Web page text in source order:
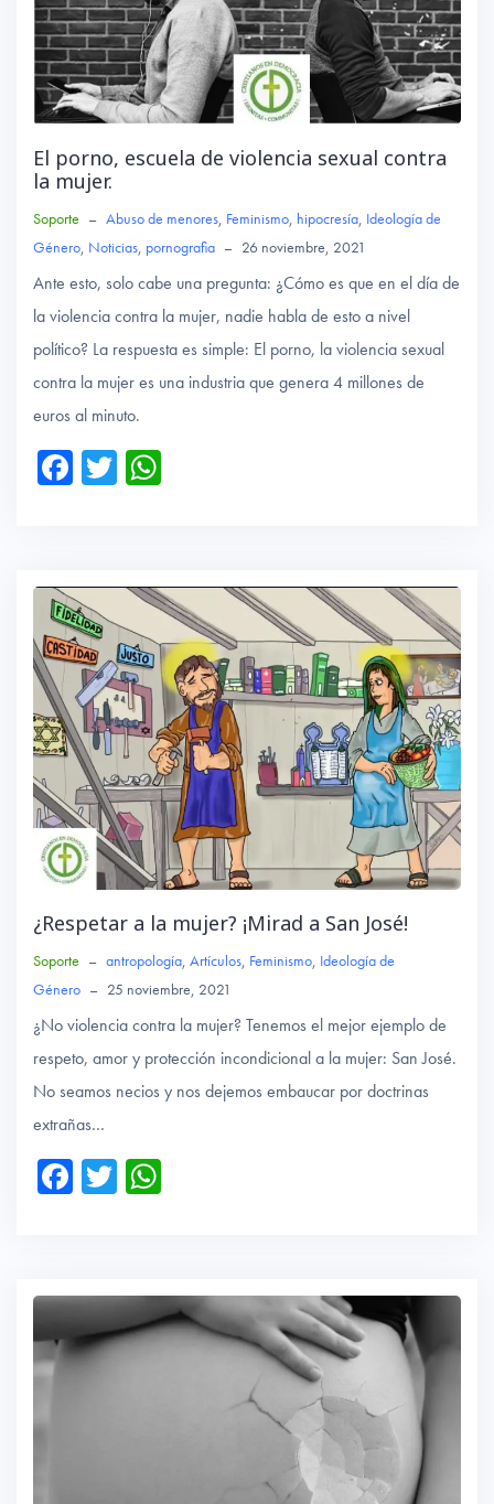
El porno, escuela de violencia sexual contra
la mujer.
Soporte – Abuso de menores, Feminismo, hipocresía, Ideología de
Género, Noticias, pornografia – 26 noviembre, 2021
Ante esto, solo cabe una pregunta: ¿Cómo es que en el día de
la violencia contra la mujer, nadie habla de esto a nivel
político? La respuesta es simple: El porno, la violencia sexual
contra la mujer es una industria que genera 4 millones de
euros al minuto.
Fa
ok
T
p
p
¿Respetar a la mujer? ¡Mirad a San José!
Soporte – antropología, Artículos, Feminismo, Ideología de
Género – 25 noviembre, 2021
¿No violencia contra la mujer? Tenemos el mejor ejemplo de
respeto, amor y protección incondicional a la mujer: San José.
No seamos necios y nos dejemos embaucar por doctrinas
extrañas…
Fa
ok
T
p
p